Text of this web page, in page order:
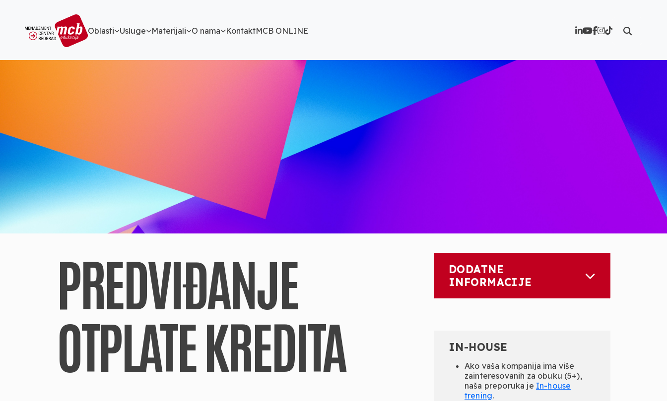
Oblasti Usluge Materijali O nama KontaktMCB ONLINE
PREDVIĐANJE
OTPLATE KREDITA
DODATNE
INFORMACIJE
IN-HOUSE
Ako vaša kompanija ima više
zainteresovanih za obuku (5+),
naša preporuka je In-house
trening.